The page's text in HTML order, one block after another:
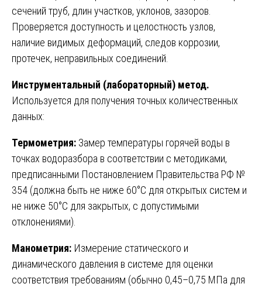
сечений труб, длин участков, уклонов, зазоров.
Проверяется доступность и целостность узлов,
наличие видимых деформаций, следов коррозии,
протечек, неправильных соединений.
Инструментальный (лабораторный) метод.
Используется для получения точных количественных
данных:
Термометрия: Замер температуры горячей воды в
точках водоразбора в соответствии с методиками,
предписанными Постановлением Правительства РФ №
354 (должна быть не ниже 60°C для открытых систем и
не ниже 50°C для закрытых, с допустимыми
отклонениями).
Манометрия: Измерение статического и
динамического давления в системе для оценки
соответствия требованиям (обычно 0,45–0,75 МПа для